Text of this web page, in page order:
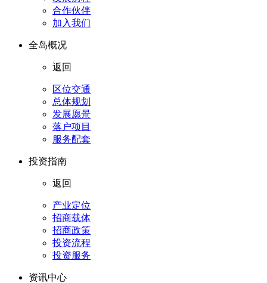
合作伙伴
加入我们
全岛概况
返回
区位交通
总体规划
发展愿景
落户项目
服务配套
投资指南
返回
产业定位
招商载体
招商政策
投资流程
投资服务
资讯中心